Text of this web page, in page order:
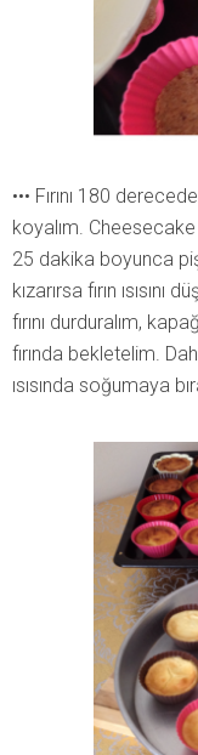
••• Fırını 180
koyalım. Cheesecake
25 dakika boyunca
kızarırsa fırın
fırını durduralım,
fırında bekletelim.
ısısında soğumaya